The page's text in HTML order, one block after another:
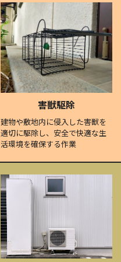
害獣駆除
建物や敷地内に侵入した害獣を
適切に駆除し、安全で快適な生
活環境を確保する作業